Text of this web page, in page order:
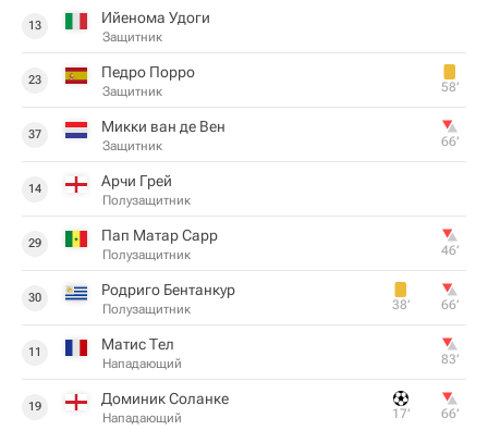
13 Ийенома Удоги
Защитник
23 Педро Порро
Защитник 58‎’‎
37 Микки ван де Вен
Защитник 66‎’‎
14 Арчи Грей
Полузащитник
29 Пап Матар Сарр
Полузащитник 46‎’‎
30 Родриго Бентанкур
Полузащитник 38‎’‎ 66‎’‎
11 Матис Тел
Нападающий 83‎’‎
19 Доминик Соланке
Нападающий 17‎’‎ 66‎’‎